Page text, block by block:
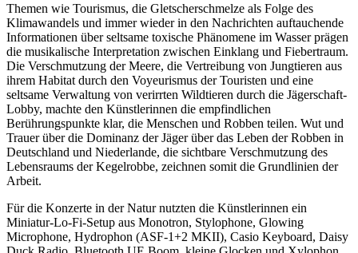
Themen wie Tourismus, die Gletscherschmelze als Folge des
Klimawandels und immer wieder in den Nachrichten auftauchende
Informationen über seltsame toxische Phänomene im Wasser prägen
die musikalische Interpretation zwischen Einklang und Fiebertraum.
Die Verschmutzung der Meere, die Vertreibung von Jungtieren aus
ihrem Habitat durch den Voyeurismus der Touristen und eine
seltsame Verwaltung von verirrten Wildtieren durch die Jägerschaft-
Lobby, machte den Künstlerinnen die empfindlichen
Berührungspunkte klar, die Menschen und Robben teilen. Wut und
Trauer über die Dominanz der Jäger über das Leben der Robben in
Deutschland und Niederlande, die sichtbare Verschmutzung des
Lebensraums der Kegelrobbe, zeichnen somit die Grundlinien der
Arbeit.
Für die Konzerte in der Natur nutzten die Künstlerinnen ein
Miniatur-Lo-Fi-Setup aus Monotron, Stylophone, Glowing
Microphone, Hydrophon (ASF-1+2 MKII), Casio Keyboard, Daisy